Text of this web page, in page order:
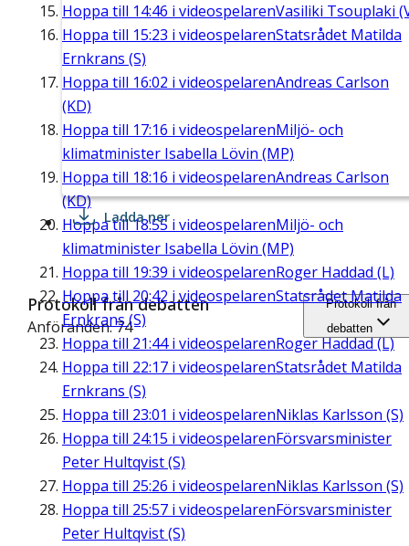
Hoppa till 14:46 i videospelarenVasiliki Tsouplaki
Hoppa till 15:23 i videospelarenStatsrådet Matilda
Ernkrans (S)
Hoppa till 16:02 i videospelarenAndreas Carlson
(KD)
Hoppa till 17:16 i videospelarenMiljö- och
klimatminister Isabella Lövin (MP)
Hoppa till 18:16 i videospelarenAndreas Carlson
(KD)
Hoppa till18:55 i videospelarenMiljö- och
klimatminister Isabella Lövin (MP)
Hoppa till 19:39 i videospelarenRoger Haddad (L)
Hoppa till 20:42 i videospelarenStatsrådet Matilda
Ernkrans (S)
Hoppa till 21:44i videospelarenRoger Haddad (L)
Hoppa till 22:17 i videospelarenStatsrådet Matilda
Ernkrans (S)
Hoppa till 23:01 i videospelarenNiklas Karlsson (S)
Hoppa till 24:15 i videospelarenFörsvarsminister
Peter Hultqvist (S)
Hoppa till 25:26 i videospelarenNiklas Karlsson (S)
Hoppa till 25:57 i videospelarenFörsvarsminister
Peter Hultqvist (S)
Ladda ner
Protokoll från debatten
Anföranden: 74
Protokoll från
debatten